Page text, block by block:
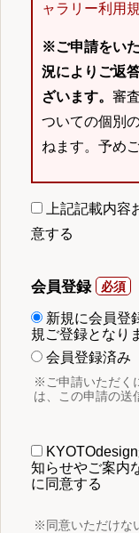
ャラリー利用
※ご申請をい
況によりご返
ざいます。 審
ついての個別
ねます。予め
上記記載内容
意する
会員登録
新規に会員登
規ご登録となり
会員登録済み
※ご申請いただく
は、この申請の送
知らせやご案内
に同意する
※同意いただけな